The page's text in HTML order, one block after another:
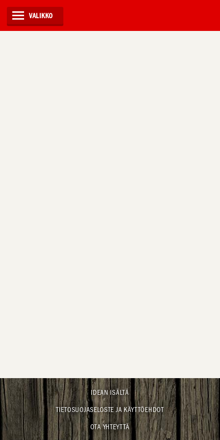
VALIKKO
IDEAN ISÄLTÄ
TIETOSUOJASELOSTE JA KÄYTTÖEHDOT
OTA YHTEYTTÄ